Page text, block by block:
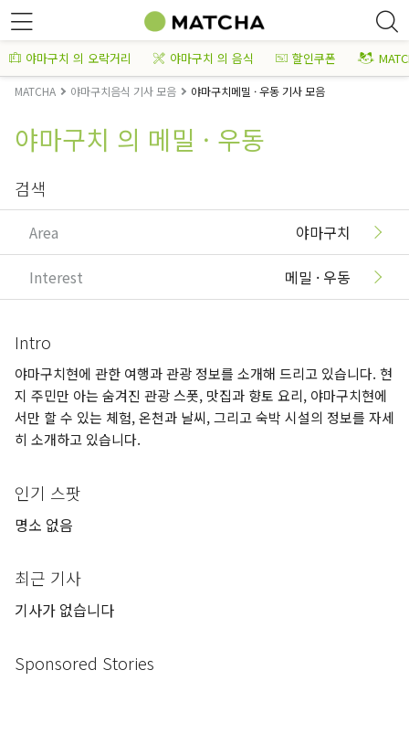
야마구치 의 오락거리 야마구치 의 음식 할인쿠폰
MATCHA 야마구치음식 기사 모음 야마구치메밀 · 우동 기사 모음
야마구치 의 메밀 · 우동
검색
Area 야마구치
Interest 메밀 · 우동
Intro
야마구치현에 관한 여행과 관광 정보를 소개해 드리고 있습니다. 현
지 주민만 아는 숨겨진 관광 스폿, 맛집과 향토 요리, 야마구치현에
서만 할 수 있는 체험, 온천과 날씨, 그리고 숙박 시설의 정보를 자세
히 소개하고 있습니다.
인기 스팟
명소 없음
최근 기사
기사가 없습니다
Sponsored Stories